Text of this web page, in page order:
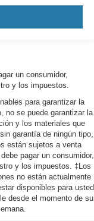
un consumidor,
y los impuestos.
para garantizar la
no se puede garantizar la
y los materiales que
garantía de ningún tipo,
están sujetos a venta
pagar un consumidor,
y los impuestos. ‡Los
no están actualmente
disponibles para usted
desde el momento de su